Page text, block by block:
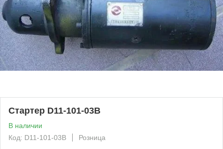
Стартер D11-101-03B
В наличии
Код: D11-101-03B
Розница